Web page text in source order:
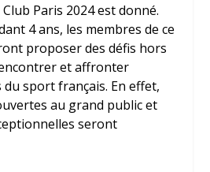
Paris 2024 est donné.
4 ans, les membres de ce
proposer des défis hors
et affronter
sport français. En effet,
au grand public et
seront